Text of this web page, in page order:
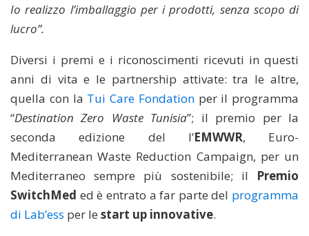
Io realizzo l’imballaggio per i prodotti, senza scopo di
lucro”.
Diversi i premi e i riconoscimenti ricevuti in questi
anni di vita e le partnership attivate: tra le altre,
quella con la Tui Care Fondationper il programma
“Destination Zero Waste Tunisia”; il premio per la
seconda edizione del l’EMWWR, Euro-
Mediterranean Waste Reduction Campaign, per un
Mediterraneo sempre più sostenibile; il Premio
SwitchMed ed è entrato a far parte del programma
di Lab’ess per le start up innovative.